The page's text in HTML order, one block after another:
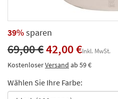
39%sparen
69,00 €42,00 €Inkl. MwSt.
KostenloserVersand ab 59 €
Wählen Sie Ihre Farbe: